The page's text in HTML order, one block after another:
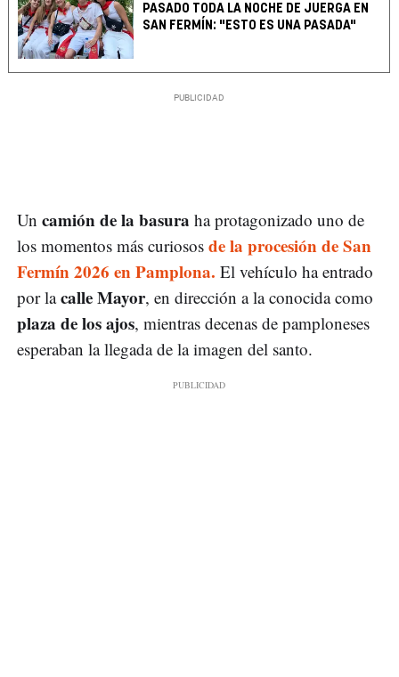
PASADO TODA LA NOCHE DE JUERGA EN
SAN FERMÍN: "ESTO ES UNA PASADA"
Un camión de la basura ha protagonizado uno de
los momentos más curiosos de la procesión de San
Fermín 2026 en Pamplona. El vehículo ha entrado
por lacalle Mayor, en dirección a la conocida como
plaza de los ajos, mientras decenas de pamploneses
esperaban la llegada de la imagen del santo.